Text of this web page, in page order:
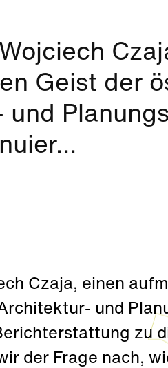
Geist der
Czaja, einen
und
zu
der Frage nach,